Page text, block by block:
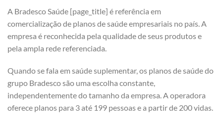
A Bradesco Saúde [page_title] é referência em
comercialização de planos de saúde empresariais no país. A
empresa é reconhecida pela qualidade de seus produtos e
pela ampla rede referenciada.
Quando se fala em saúde suplementar, os planos de saúde do
grupo Bradesco são uma escolha constante,
independentemente do tamanho da empresa. A operadora
oferece planos para 3 até 199 pessoas e a partir de 200 vidas.